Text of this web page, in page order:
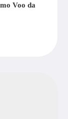
Voo da